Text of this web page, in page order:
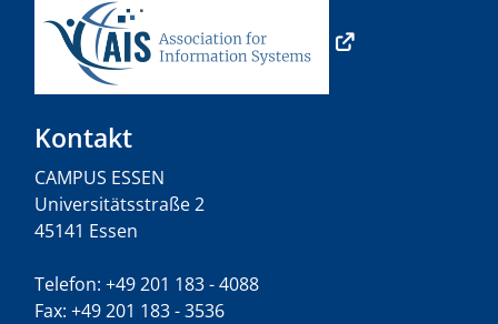
Kontakt
CAMPUS ESSEN
Universitätsstraße 2
45141 Essen
Telefon: +49 201 183 - 4088
Fax: +49 201 183 - 3536